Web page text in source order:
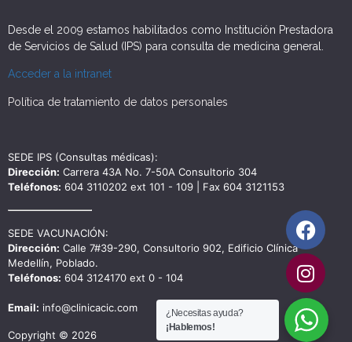
Desde el 2009 estamos habilitados como Institución Prestadora
de Servicios de Salud (IPS) para consulta de medicina general.
Acceder a la intranet
Política de tratamiento de datos personales
SEDE IPS (Consultas médicas):
Dirección: Carrera 43A No. 7-50A Consultorio 304
Teléfonos: 604 3110202 ext 101 - 109 | Fax 604 3121153
SEDE VACUNACIÓN:
Dirección: Calle 7#39-290, Consultorio 902, Edificio Clínica
Medellín, Poblado.
Teléfonos: 604 3124170 ext 0 - 104
Email: info@clinicacic.com
Copyright © 2026
¿Necesitas ayuda?
¡Hablemos!